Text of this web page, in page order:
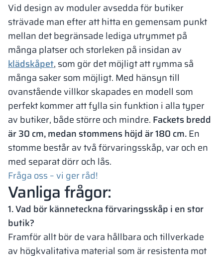
Vid design av moduler avsedda för butiker
strävade man efter att hitta en gemensam punkt
mellan det begränsade lediga utrymmet på
många platser och storleken på insidan av
klädskåpet, som gör det möjligt att rymma så
många saker som möjligt. Med hänsyn till
ovanstående villkor skapades en modell som
perfekt kommer att fylla sin funktion i alla typer
av butiker, både större och mindre. Fackets bredd
är 30 cm, medan stommens höjd är 180 cm.En
stomme består av två förvaringsskåp, var och en
med separat dörr och lås.
Fråga oss – vi ger råd!
Vanliga frågor:
1. Vad bör känneteckna förvaringsskåp i en stor
butik?
Framför allt bör de vara hållbara och tillverkade
av högkvalitativa material som är resistenta mot